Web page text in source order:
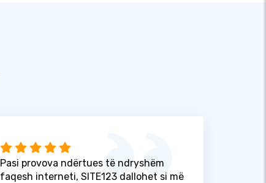
Pasi provova ndërtues të ndryshëm
faqesh interneti, SITE123 dallohet si më